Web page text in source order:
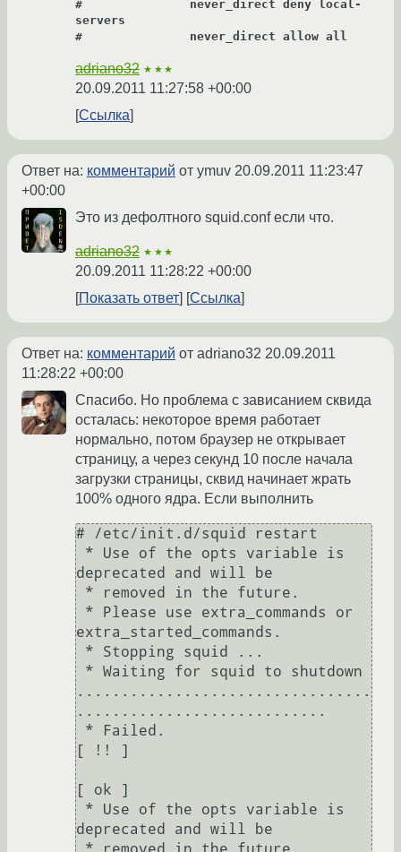
#               never_direct deny local-
servers
#               never_direct allow all
adriano32 ★★★
20.09.2011 11:27:58 +00:00
Ссылка
Ответ на: комментарий от ymuv 20.09.2011 11:23:47
+00:00
Это из дефолтного squid.conf если что.
adriano32 ★★★
20.09.2011 11:28:22 +00:00
Показать ответ
Ссылка
Ответ на: комментарий от adriano32 20.09.2011
11:28:22 +00:00
Спасибо. Но проблема с зависанием сквида
осталась: некоторое время работает
нормально, потом браузер не открывает
страницу, а через секунд 10 после начала
загрузки страницы, сквид начинает жрать
100% одного ядра. Если выполнить
# /etc/init.d/squid restart
deprecated and will be
extra_started_commands.
.................................
............................
[ !! ]
[ ok ]
deprecated and will be